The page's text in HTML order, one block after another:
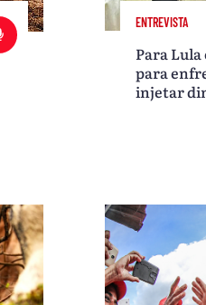
ENTREVISTA
Para Lula
para
injetar